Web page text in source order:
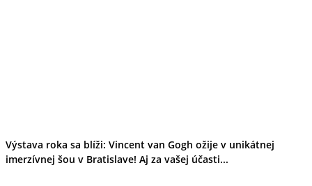
Výstava roka sa blíži: Vincent van Gogh ožije v unikátnej
imerzívnej šou v Bratislave! Aj za vašej účasti...